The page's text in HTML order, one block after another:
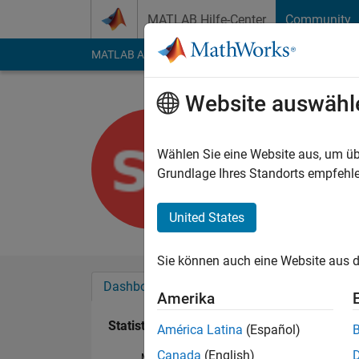
MATLAB Hilfe-Center Community
MATLAB Answers File Exchange Cody
Last seen: etwa 2
Followers:0
Dashboard
Statistik
Website
Wählen Sie eine Website aus, um
Grundlage Ihres Standorts
United States
Sie können auch eine Website aus
Amerika
América Latina (Español)
Canada (English)